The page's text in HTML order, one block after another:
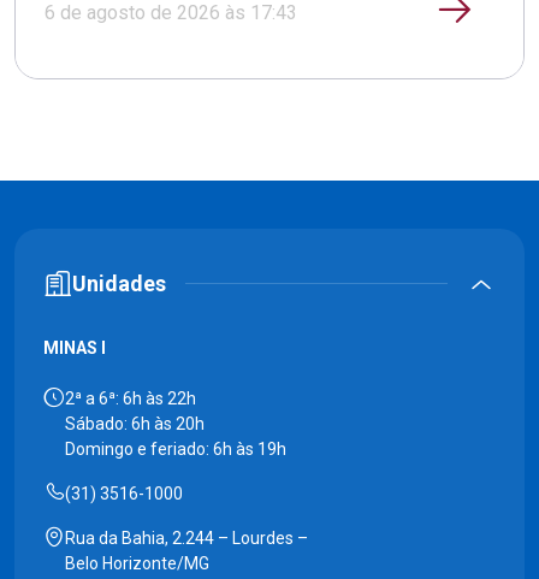
6 de agosto de 2026 às 17:43
Unidades
MINAS I
2ª a 6ª: 6h às 22h
Sábado: 6h às 20h
Domingo e feriado: 6h às 19h
(31) 3516-1000
Rua da Bahia, 2.244 – Lourdes –
Belo Horizonte/MG